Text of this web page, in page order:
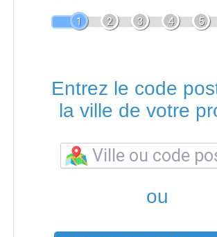
1 2 3 4 5
Entrez le code
la ville de votre
ou